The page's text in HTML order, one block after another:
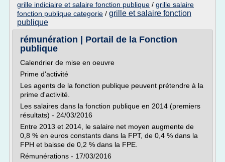
grille indiciaire et salaire fonction publique / grille salaire
fonction publique categorie / grille et salaire fonction
publique
rémunération | Portail de la Fonction
publique
Calendrier de mise en oeuvre
Prime d'activité
Les agents de la fonction publique peuvent prétendre à la
prime d'activité.
Les salaires dans la fonction publique en 2014 (premiers
résultats) - 24/03/2016
Entre 2013 et 2014, le salaire net moyen augmente de
0,8 % en euros constants dans la FPT, de 0,4 % dans la
FPH et baisse de 0,2 % dans la FPE.
Rémunérations - 17/03/2016